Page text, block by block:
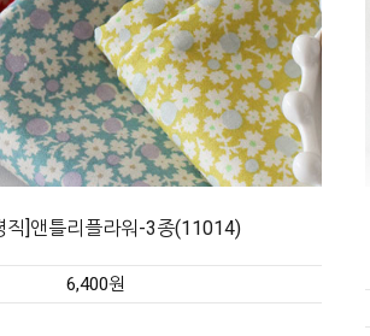
직]앤틀리플라워-3종(11014)
6,400원